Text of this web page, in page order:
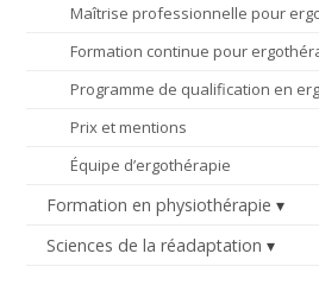
Maîtrise professionnelle pour
Formation continue pour
Programme de qualification en
Prix et mentions
Équipe d’ergothérapie
Formation en physiothérapie
Sciences de la réadaptation